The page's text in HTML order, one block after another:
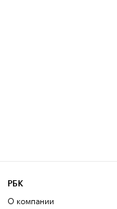
РБК
О компании